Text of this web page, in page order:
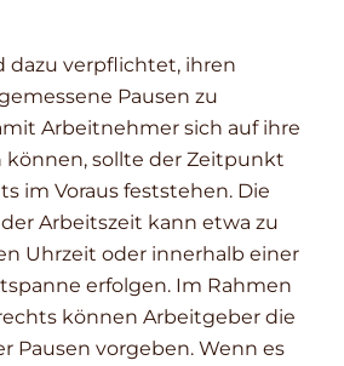
dazu verpflichtet, ihren
Pausen zu
Arbeitnehmer sich auf ihre
können, sollte der Zeitpunkt
im Voraus feststehen. Die
Arbeitszeit kann etwa zu
Uhrzeit oder innerhalb einer
erfolgen. Im Rahmen
können Arbeitgeber die
Pausen vorgeben. Wenn es